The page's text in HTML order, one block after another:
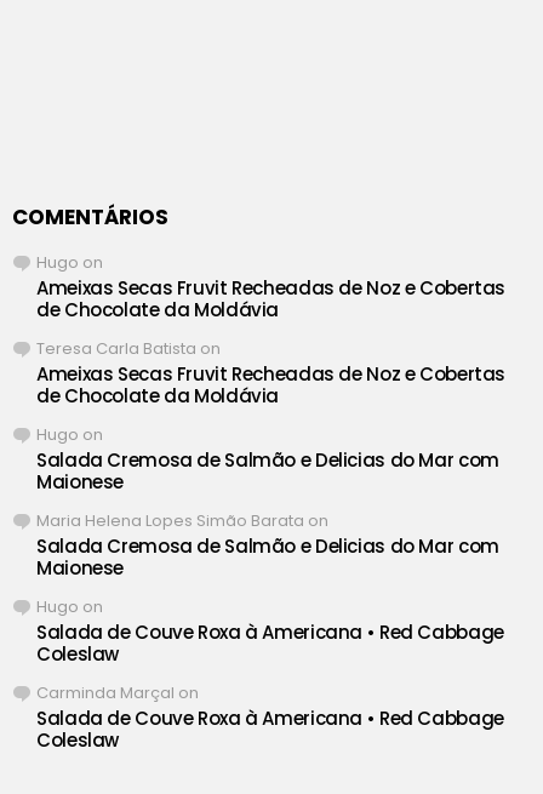
COMENTÁRIOS
Hugo on
Ameixas Secas Fruvit Recheadas de Noz e Cobertas
de Chocolate da Moldávia
Teresa Carla Batista on
Ameixas Secas Fruvit Recheadas de Noz e Cobertas
de Chocolate da Moldávia
Hugo on
Salada Cremosa de Salmão e Delicias do Mar com
Maionese
Maria Helena Lopes Simão Barata on
Salada Cremosa de Salmão e Delicias do Mar com
Maionese
Hugo on
Salada de Couve Roxa à Americana • Red Cabbage
Coleslaw
Carminda Marçal on
Salada de Couve Roxa à Americana • Red Cabbage
Coleslaw